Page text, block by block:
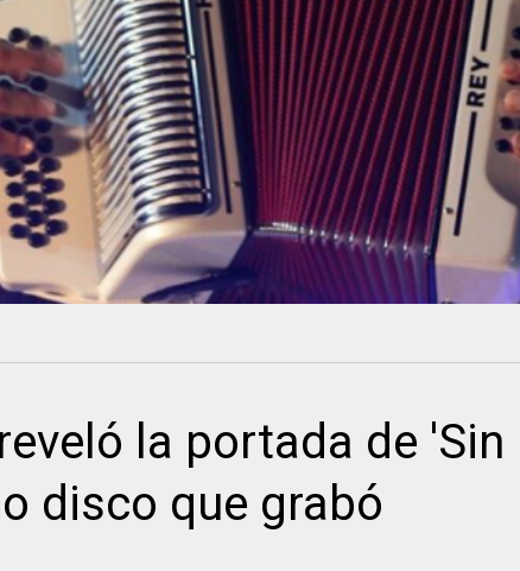
la portada de 'Sin
disco que grabó